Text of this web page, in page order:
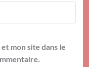
mon site dans le